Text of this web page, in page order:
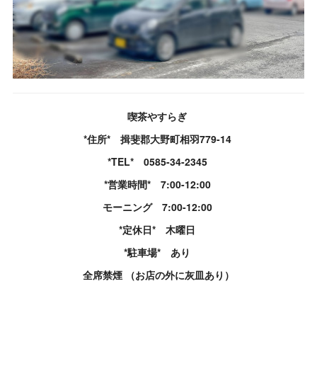
喫茶やすらぎ
*住所* 揖斐郡大野町相羽779-14
*TEL* 0585-34-2345
*営業時間* 7:00-12:00
モーニング 7:00-12:00
*定休日* 木曜日
*駐車場* あり
全席禁煙 （お店の外に灰皿あり）